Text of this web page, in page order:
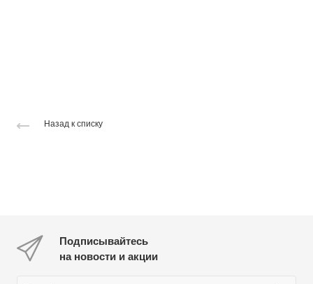
Назад к списку
Подписывайтесь
на новости и акции